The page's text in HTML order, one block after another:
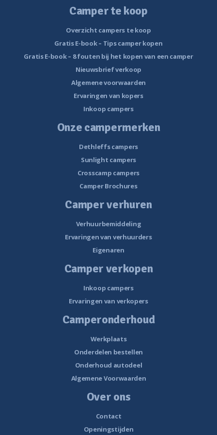
Camper te koop
Overzicht campers te koop
Gratis E-book – Tips camper kopen
Gratis E-book – 8 fouten bij het kopen van een camper
Nieuwsbrief verkoop
Algemene voorwaarden
Ervaringen van kopers
Inkoop campers
Onze campermerken
Dethleffs campers
Sunlight campers
Crosscamp campers
Camper Brochures
Camper verhuren
Verhuurbemiddeling
Ervaringen van verhuurders
Eigenaren
Camper verkopen
Inkoop campers
Ervaringen van verkopers
Camperonderhoud
Werkplaats
Onderdelen bestellen
Onderhoud autodeel
Algemene Voorwaarden
Over ons
Contact
Openingstijden